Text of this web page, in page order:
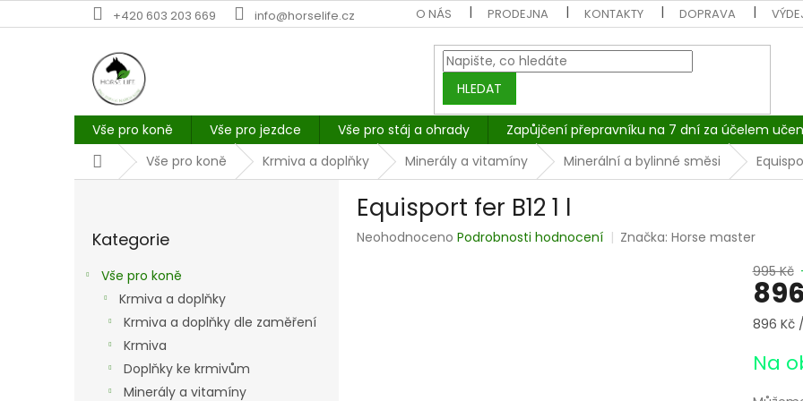
na
+420 603 203 669 info@horselife.cz O NÁS PRODEJNA KONTAKTY DOPRAVA
HLEDAT
Vše pro koně Vše pro jezdce Vše pro stáj a ohrady Zapůjčení přepravníku na 7 dní za účelem
DomůVše pro koně Krmiva a doplňky Minerály a vitamíny Minerální a bylinné směsi
kategorie
Kategorie
Vše pro koně
Krmiva a doplňky
Krmiva a doplňky dle zaměření
Krmiva
Doplňky ke krmivům
Minerály a vitamíny
Equisport fer B12 1 l
Průměrné
Neohodnoceno Podrobnosti hodnocení Značka:Horse master
995 Kč
Měrná
896 Kč
Na